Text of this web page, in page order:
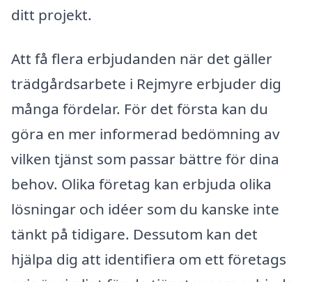
ditt projekt.
Att få flera erbjudanden när det gäller
trädgårdsarbete i Rejmyre erbjuder dig
många fördelar. För det första kan du
göra en mer informerad bedömning av
vilken tjänst som passar bättre för dina
behov. Olika företag kan erbjuda olika
lösningar och idéer som du kanske inte
tänkt på tidigare. Dessutom kan det
hjälpa dig att identifiera om ett företags